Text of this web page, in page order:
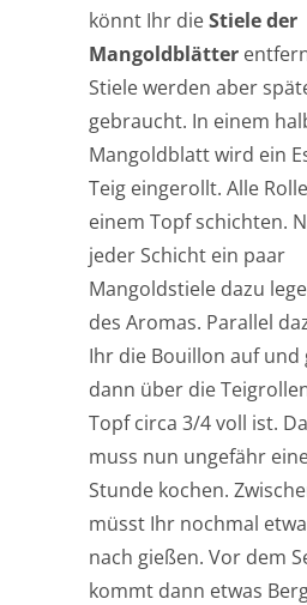
könnt Ihr dieStiele der
Mangoldblätter
Stiele werden aber
gebraucht. In einem
Mangoldblatt wird ein
Teig eingerollt. Alle
einem Topf schichten.
jeder Schicht ein paar
Mangoldstiele dazu
des Aromas. Parallel
Ihr die Bouillon auf und
dann über die
Topf circa 3/4 voll ist.
muss nun ungefähr
Stunde kochen.
müsst Ihr nochmal
nach gießen. Vor dem
kommt dann etwas